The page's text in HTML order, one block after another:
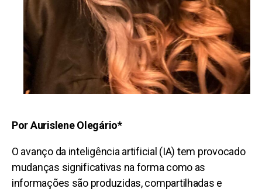
Por Aurislene Olegário*
O avanço da inteligência artificial (IA) tem provocado
mudanças significativas na forma como as
informações são produzidas, compartilhadas e